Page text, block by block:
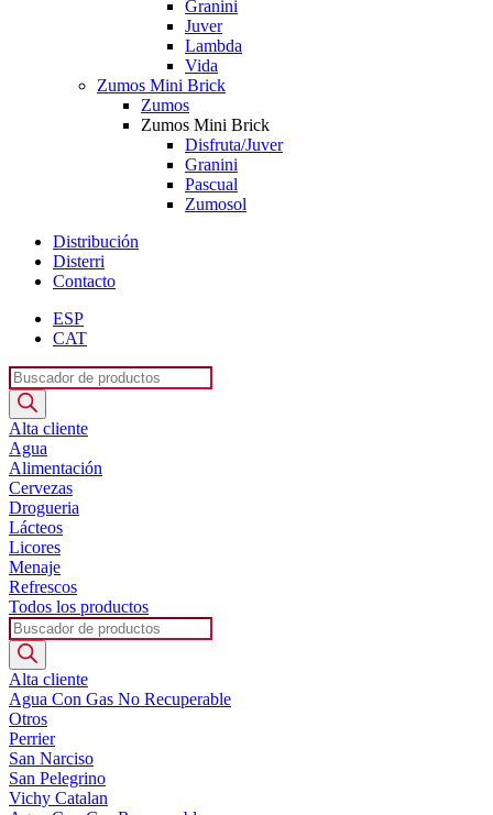
Granini
Juver
Lambda
Vida
Zumos Mini Brick
Zumos
Zumos Mini Brick
Disfruta/Juver
Granini
Pascual
Zumosol
Distribución
Disterri
Contacto
ESP
CAT
Búsqueda
de
productos
Alta cliente
Agua
Alimentación
Cervezas
Drogueria
Lácteos
Licores
Menaje
Refrescos
Todos los productos
Búsqueda
de
productos
Alta cliente
Agua Con Gas No Recuperable
Otros
Perrier
San Narciso
San Pelegrino
Vichy Catalan